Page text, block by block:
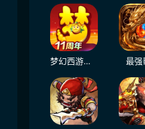
梦幻西游（大陆服） 最强